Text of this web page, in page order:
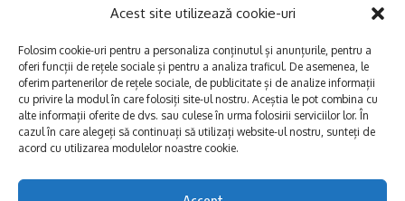
Acest site utilizează cookie-uri
Folosim cookie-uri pentru a personaliza conținutul și anunțurile, pentru a
oferi funcții de rețele sociale și pentru a analiza traficul. De asemenea, le
oferim partenerilor de rețele sociale, de publicitate și de analize informații
cu privire la modul în care folosiți site-ul nostru. Aceștia le pot combina cu
alte informații oferite de dvs. sau culese în urma folosirii serviciilor lor. În
cazul în care alegeți să continuați să utilizați website-ul nostru, sunteți de
acord cu utilizarea modulelor noastre cookie.
E xplorăm Dobrogea,
Explorăm valorile locale:
Deltă, Litoral, cele mai mari
lacuri, cele mai vechi orașe,
Afaceri și meșteșuguri
Actualitate